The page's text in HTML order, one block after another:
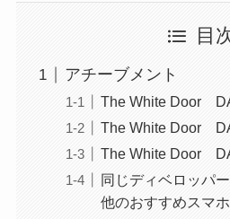
目
アチーブメント
The White Door
The White Door
The White Door
同じディベロッパ
他のおすすめスマ